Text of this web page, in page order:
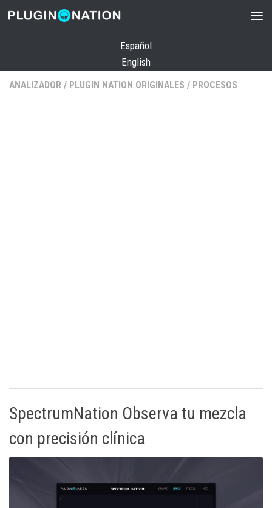
Saltar al contenido
Español
English
ANALIZADOR / PLUGIN NATION ORIGINALES / PROCESOS
SpectrumNation Observa tu mezcla
con precisión clínica